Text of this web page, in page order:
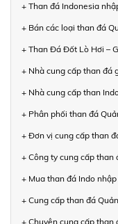
+ Than đá Indonesia
+ Bán các loại than đá
+ Than Đá Đốt Lò Hơi –
+ Nhà cung cấp than đá
+ Nhà cung cấp than
+ Phân phối than đá
+ Đơn vị cung cấp than
+ Công ty cung cấp
+ Mua than đá Indo
+ Cung cấp than đá
+ Chuyên cung cấp